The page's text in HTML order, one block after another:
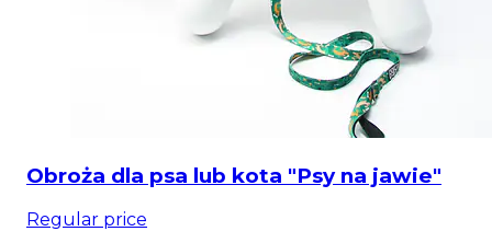
Obroża dla psa lub kota "Psy na jawie"
Regular price